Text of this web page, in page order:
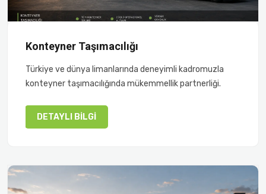
Konteyner Taşımacılığı
Türkiye ve dünya limanlarında deneyimli kadromuzla
konteyner taşımacılığında mükemmellik partnerliği.
DETAYLI BILGI